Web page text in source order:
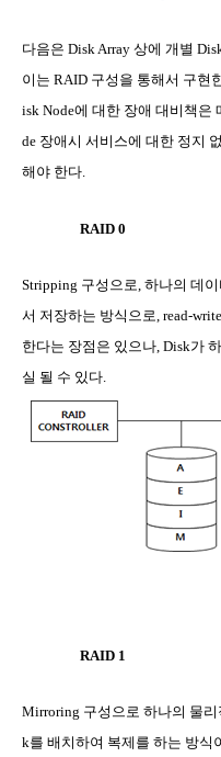
다음은 Disk Array 상에 개별
이는 RAID 구성을 통해서 구현
isk Node에 대한 장애 대비책은
de 장애시 서비스에 대한 정지
해야 한다
RAID 0
Stripping 구성으로 하나의 데
서 저장하는 방식으로 , read-write
한다는 장점은 있으나 , Disk가
실 될 수 있다
RAID 1
Mirroring 구성으로 하나의 물리
k를 배치하여 복제를 하는 방식